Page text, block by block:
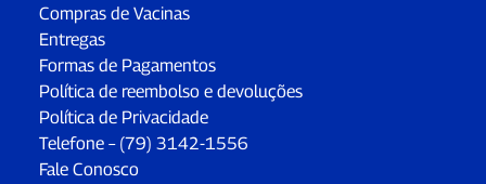
Compras de Vacinas
Entregas
Formas de Pagamentos
Política de reembolso e devoluções
Política de Privacidade
Telefone – (79) 3142-1556
Fale Conosco